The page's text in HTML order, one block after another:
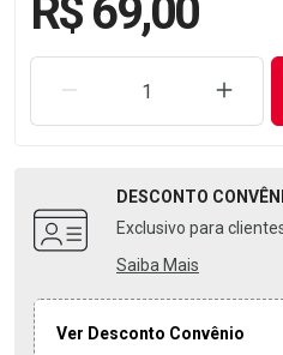
R$ 69,00
REMOVER UMA UNIDADE
DESCONTO
Exclusivo para
Saiba Mais
Ver Desconto Convênio